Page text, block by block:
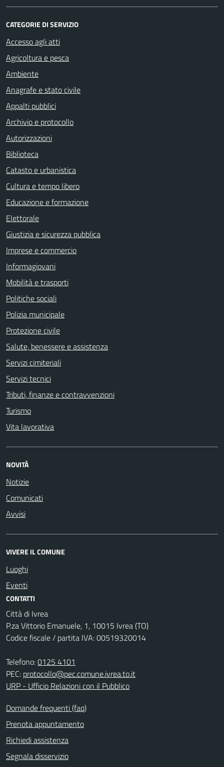
CATEGORIE DI SERVIZIO
Accesso agli atti
Agricoltura e pesca
Ambiente
Anagrafe e stato civile
Appalti pubblici
Archivio e protocollo
Autorizzazioni
Biblioteca
Catasto e urbanistica
Cultura e tempo libero
Educazione e formazione
Elettorale
Giustizia e sicurezza pubblica
Imprese e commercio
Informagiovani
Mobilità e trasporti
Politiche sociali
Polizia municipale
Protezione civile
Salute, benessere e assistenza
Servizi cimiteriali
Servizi tecnici
Tributi, finanze e contravvenzioni
Turismo
Vita lavorativa
NOVITÀ
Notizie
Comunicati
Avvisi
VIVERE IL COMUNE
Luoghi
Eventi
CONTATTI
Città di Ivrea
P.za Vittorio Emanuele, 1, 10015 Ivrea (TO)
Codice fiscale / partita IVA: 00519320014
Telefono:0125 4101
PEC: protocollo@pec.comune.ivrea.to.it
URP - Ufficio Relazioni con il Pubblico
Domande frequenti (faq)
Prenota appuntamento
Richiedi assistenza
Segnala disservizio